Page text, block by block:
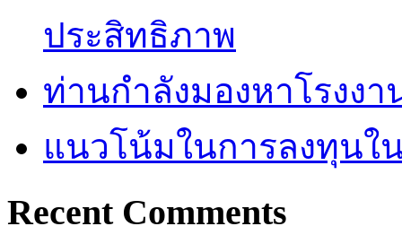
ประสิทธิภาพ
ท่านกำลังมองหาโรงง
แนวโน้มในการลงทุนใ
Recent Comments